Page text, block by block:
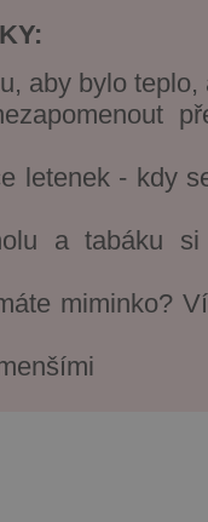
aby bylo
letenek - kdy
a tabáku
miminko?